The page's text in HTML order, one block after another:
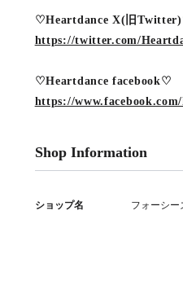
♡Heartdance X(旧
https://twitter.com/
♡Heartdance facebook♡
https://
Shop Information
ショップ名 フォーシー